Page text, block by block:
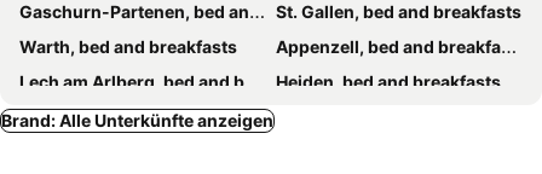
Gaschurn-Partenen, bed and breakfasts
St. Gallen, bed and breakfasts
Warth, bed and breakfasts
Appenzell, bed and breakfasts
Lech am Arlberg, bed and breakfasts
Heiden, bed and breakfasts
Landquart, bed and breakfasts
Brand: Alle Unterkünfte anzeigen